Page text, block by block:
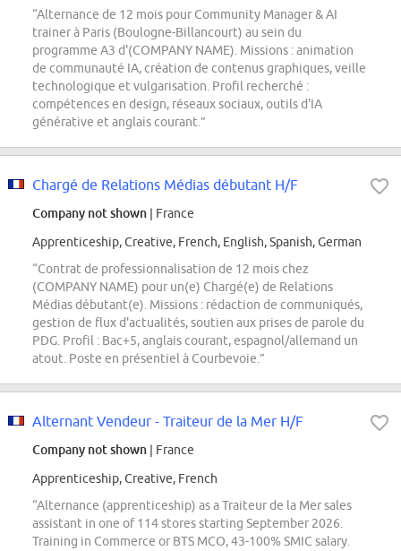
“Alternance de 12 mois pour Community Manager & AI
trainer à Paris (Boulogne-Billancourt) au sein du
programme A3 d'(COMPANY NAME). Missions : animation
de communauté IA, création de contenus graphiques, veille
technologique et vulgarisation. Profil recherché :
compétences en design, réseaux sociaux, outils d'IA
générative et anglais courant.”
Chargé de Relations Médias débutant H/F
Company not shown | France
Apprenticeship, Creative, French, English, Spanish, German
“Contrat de professionnalisation de 12 mois chez
(COMPANY NAME) pour un(e) Chargé(e) de Relations
Médias débutant(e). Missions : rédaction de communiqués,
gestion de flux d'actualités, soutien aux prises de parole du
PDG. Profil : Bac+5, anglais courant, espagnol/allemand un
atout. Poste en présentiel à Courbevoie.”
Alternant Vendeur - Traiteur de la Mer H/F
Company not shown | France
Apprenticeship, Creative, French
“Alternance (apprenticeship) as a Traiteur de la Mer sales
assistant in one of 114 stores starting September 2026.
Training in Commerce or BTS MCO, 43-100% SMIC salary.